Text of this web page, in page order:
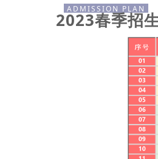
ADMISSION PLAN
2023春季招